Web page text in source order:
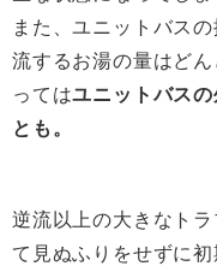
また、ユニットバス
流するお湯の量はど
ってはユニットバス
とも。
逆流以上の大きなト
て見ぬふりをせずに